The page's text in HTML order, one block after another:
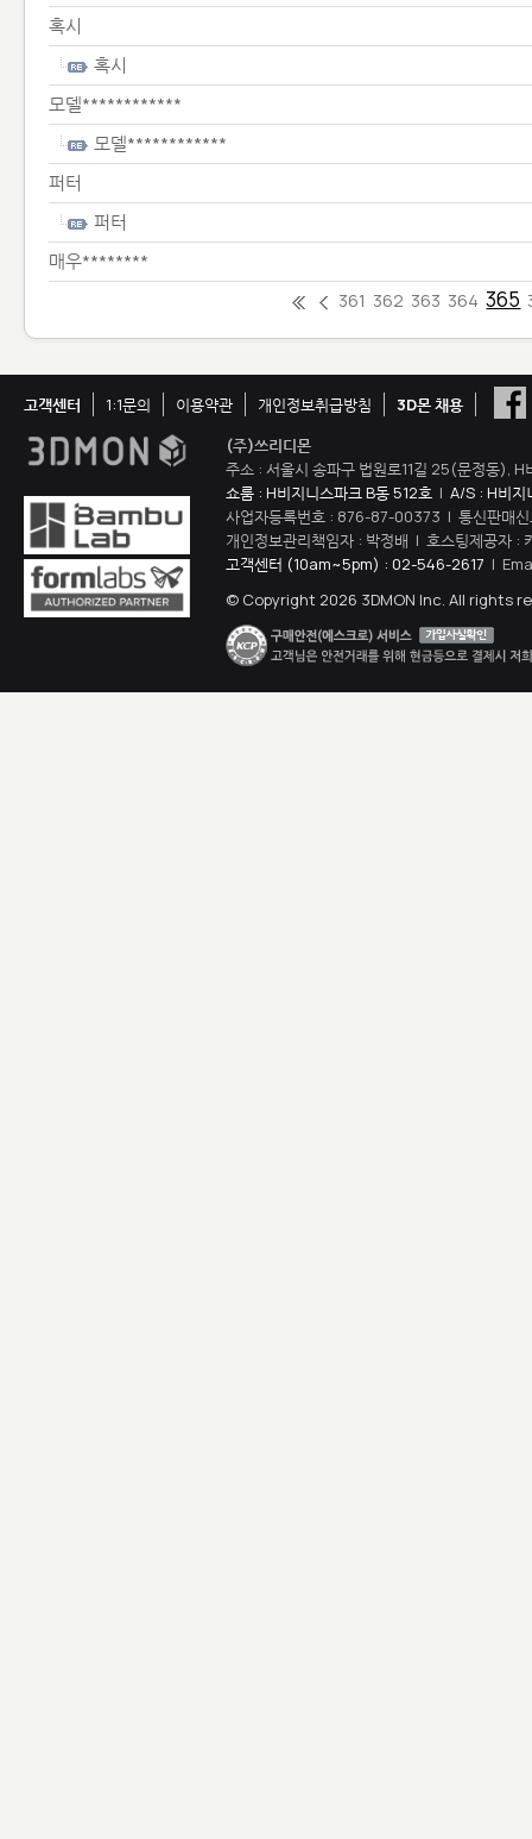
혹시
혹시
모델************
모델************
퍼터
퍼터
매우********
361 362 363 364 365
고객센터 1:1문의 이용약관 개인정보취급방침
3D몬 채용
(주)쓰리디몬
주소 : 서울시 송파구 법원로11길 25(문정동),
쇼룸 : H비지니스파크 B동 512호 | A/S : H비지
사업자등록번호 : 876-87-00373 | 통신판매
개인정보관리책임자 : 박정배 | 호스팅제공자 :
고객센터 (10am~5pm) : 02-546-2617 |
© Copyright 2026 3DMON Inc. All rights